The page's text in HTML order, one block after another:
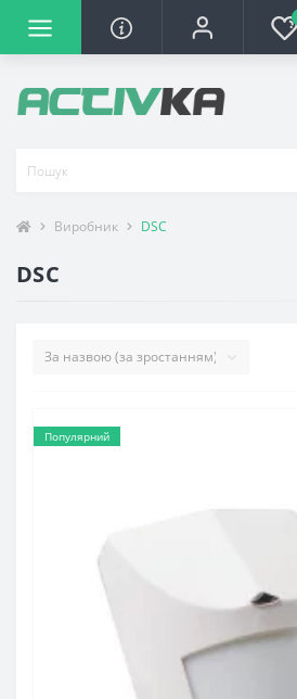
Виробник DSC
DSC
Популярний